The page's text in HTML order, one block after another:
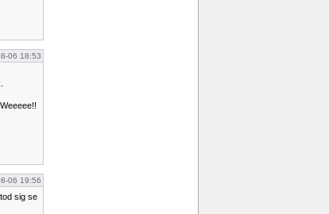
06 18:53
06 19:56
sig se